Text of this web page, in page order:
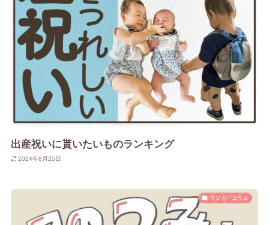
出産祝いに貰いたいものランキング
2024年8月25日
マンガ・コラム